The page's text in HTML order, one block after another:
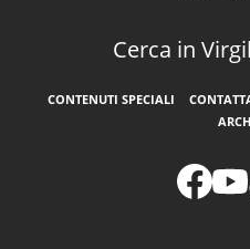
Cerca in
CONTENUTI SPECIALI